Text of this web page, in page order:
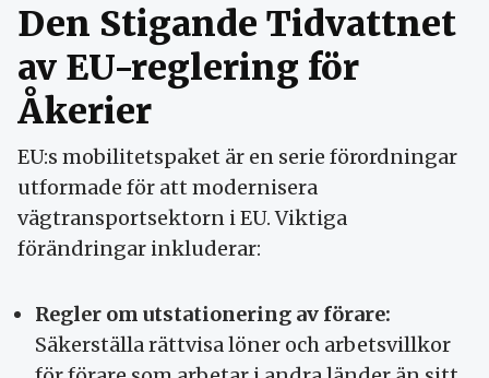
Den Stigande Tidvattnet
av EU-reglering för
Åkerier
EU:s mobilitetspaket är en serie förordningar
utformade för att modernisera
vägtransportsektorn i EU. Viktiga
förändringar inkluderar:
Regler om utstationering av förare:
Säkerställa rättvisa löner och arbetsvillkor